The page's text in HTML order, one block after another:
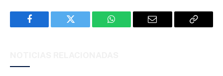
Facebook Twitter WhatsApp Email
Copy